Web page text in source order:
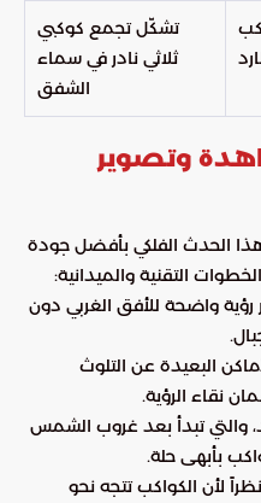
تشكّل تجمع كوكبي
ثلاثي نادر في سماء
الشفق
وتصوير
الحدث الفلكي بأفضل جودة
التقنية والميدانية:
رؤية واضحة للأفق الغربي دون
البعيدة عن التلوث
نقاء الرؤية.
والتي تبدأ بعد غروب الشمس
نظراً لأن الكواكب تتجه نحو